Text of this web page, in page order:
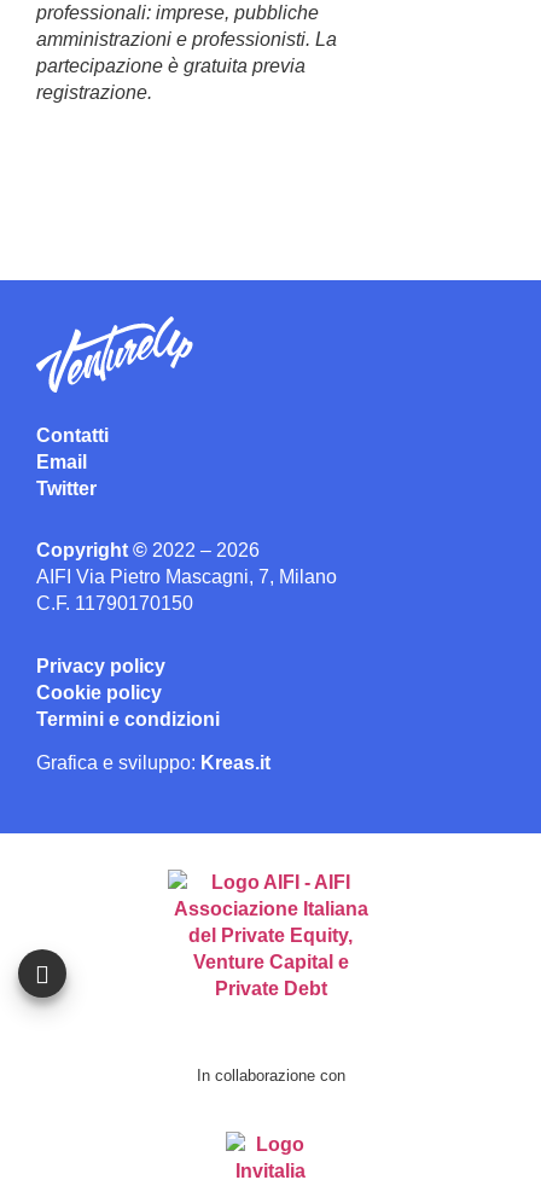
professionali: imprese, pubbliche
amministrazioni e professionisti. La
partecipazione è gratuita previa
registrazione.
Contatti
Email
Twitter
Copyright © 2022 – 2026
AIFI Via Pietro Mascagni, 7, Milano
C.F. 11790170150
Privacy policy
Cookie policy
Termini e condizioni
Grafica e sviluppo: Kreas.it
In collaborazione con